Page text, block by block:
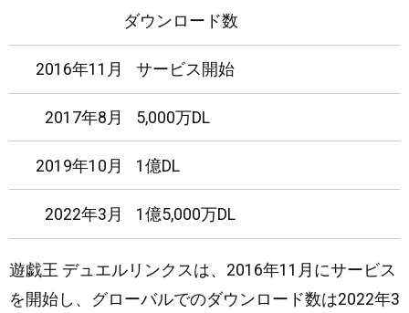
ダウンロード数
2016年11月 サービス開始
2017年8月 5,000万DL
2019年10月 1億DL
2022年3月 1億5,000万DL
遊戯王 デュエルリンクスは、2016年11月にサービス
を開始し、グローバルでのダウンロード数は2022年3